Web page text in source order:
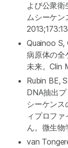
よび公衆衛
ムシーケ
Quainoo
病原体の全
未来。Clin
Rubin BE,
DNA抽出
シーケン
ィプロフ
ん。微生物
van